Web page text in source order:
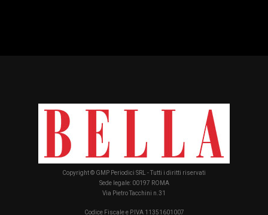
Copyright © GMP Periodici SRL - Tutti i diritti riservati
Sede legale: 00197 ROMA
Via Pietro Tacchini n.31
Codice Fiscale e P.IVA 11351601007